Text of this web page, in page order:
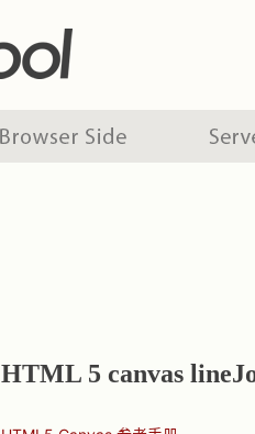
HTML 5 canvas